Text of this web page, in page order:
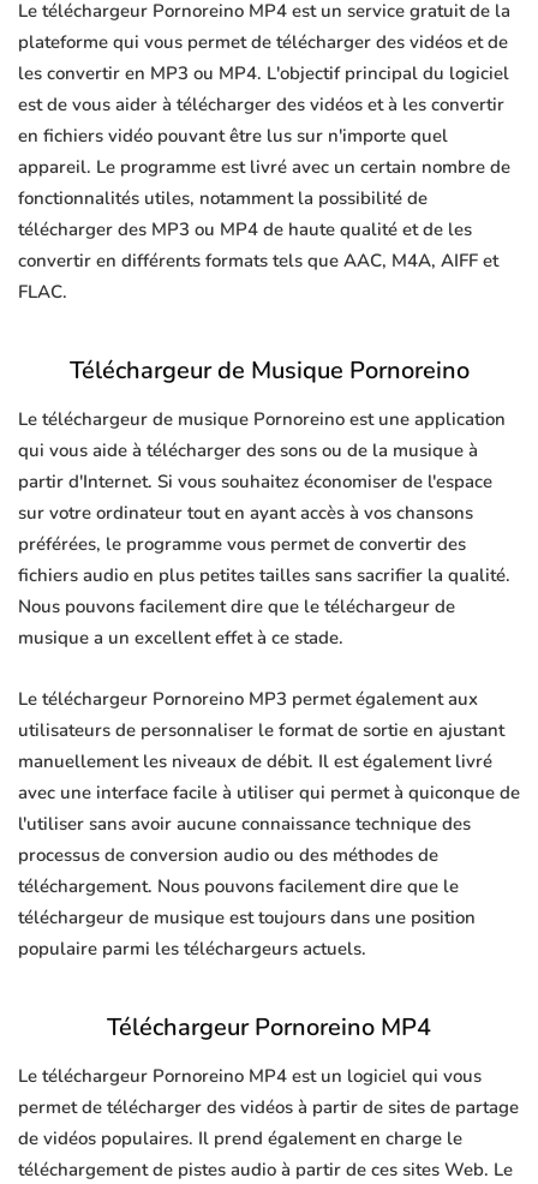
Le téléchargeur Pornoreino MP4 est un service gratuit de la
plateforme qui vous permet de télécharger des vidéos et de
les convertir en MP3 ou MP4. L'objectif principal du logiciel
est de vous aider à télécharger des vidéos et à les convertir
en fichiers vidéo pouvant être lus sur n'importe quel
appareil. Le programme est livré avec un certain nombre de
fonctionnalités utiles, notamment la possibilité de
télécharger des MP3 ou MP4 de haute qualité et de les
convertir en différents formats tels que AAC, M4A, AIFF et
FLAC.
Téléchargeur de Musique Pornoreino
Le téléchargeur de musique Pornoreino est une application
qui vous aide à télécharger des sons ou de la musique à
partir d'Internet. Si vous souhaitez économiser de l'espace
sur votre ordinateur tout en ayant accès à vos chansons
préférées, le programme vous permet de convertir des
fichiers audio en plus petites tailles sans sacrifier la qualité.
Nous pouvons facilement dire que le téléchargeur de
musique a un excellent effet à ce stade.
Le téléchargeur Pornoreino MP3 permet également aux
utilisateurs de personnaliser le format de sortie en ajustant
manuellement les niveaux de débit. Il est également livré
avec une interface facile à utiliser qui permet à quiconque de
l'utiliser sans avoir aucune connaissance technique des
processus de conversion audio ou des méthodes de
téléchargement. Nous pouvons facilement dire que le
téléchargeur de musique est toujours dans une position
populaire parmi les téléchargeurs actuels.
Téléchargeur Pornoreino MP4
Le téléchargeur Pornoreino MP4 est un logiciel qui vous
permet de télécharger des vidéos à partir de sites de partage
de vidéos populaires. Il prend également en charge le
téléchargement de pistes audio à partir de ces sites Web. Le